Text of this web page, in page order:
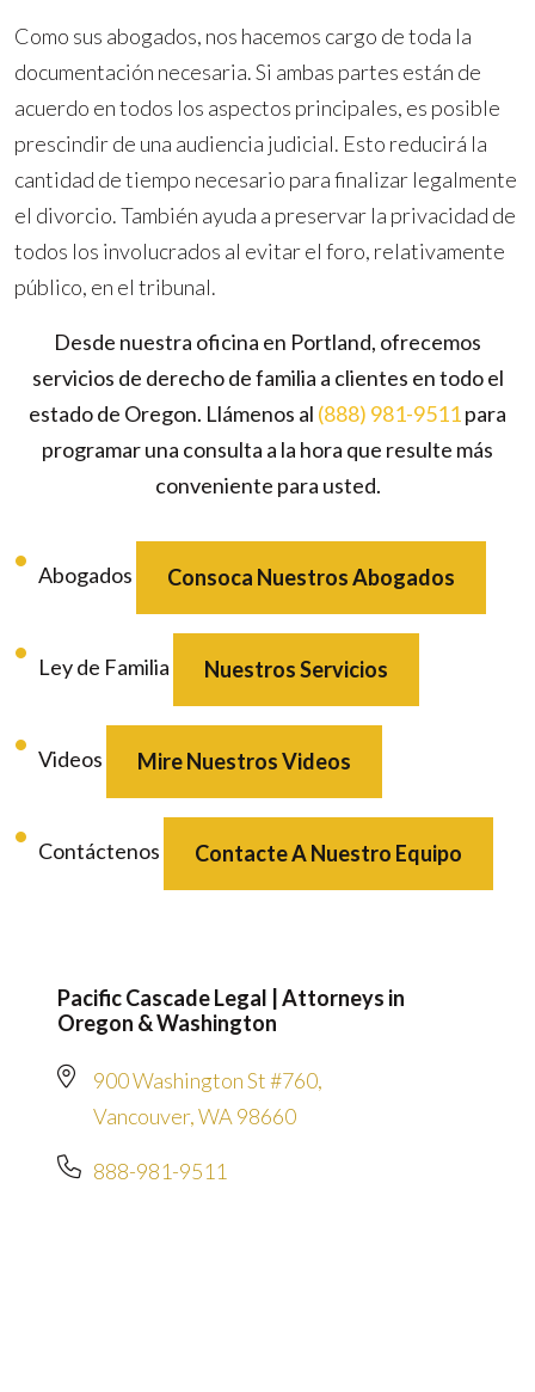
Como sus abogados, nos hacemos cargo de toda la
documentación necesaria. Si ambas partes están de
acuerdo en todos los aspectos principales, es posible
prescindir de una audiencia judicial. Esto reducirá la
cantidad de tiempo necesario para finalizar legalmente
el divorcio. También ayuda a preservar la privacidad de
todos los involucrados al evitar el foro, relativamente
público, en el tribunal.
Desde nuestra oficina en Portland, ofrecemos
servicios de derecho de familia a clientes en todo el
estado de Oregon. Llámenos al (888) 981-9511para
programar una consulta a la hora que resulte más
conveniente para usted.
Abogados Consoca Nuestros Abogados
Ley de Familia Nuestros Servicios
Videos Mire Nuestros Videos
Contáctenos Contacte A Nuestro Equipo
Pacific Cascade Legal | Attorneys in
Oregon & Washington
900 Washington St #760,
Vancouver, WA 98660
888-981-9511